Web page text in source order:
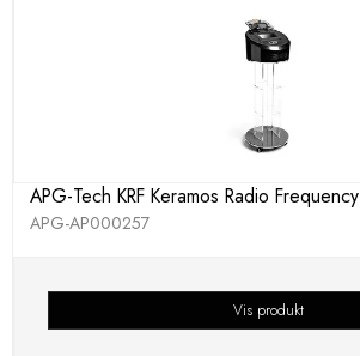
APG-Tech KRF Keramos Radio Frequency
APG-AP000257
Vis produkt